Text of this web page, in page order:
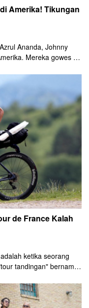
Amerika! Tikungan
Ananda, Johnny
Mereka gowes di
de France Kalah
ketika seorang
tandingan" bernama